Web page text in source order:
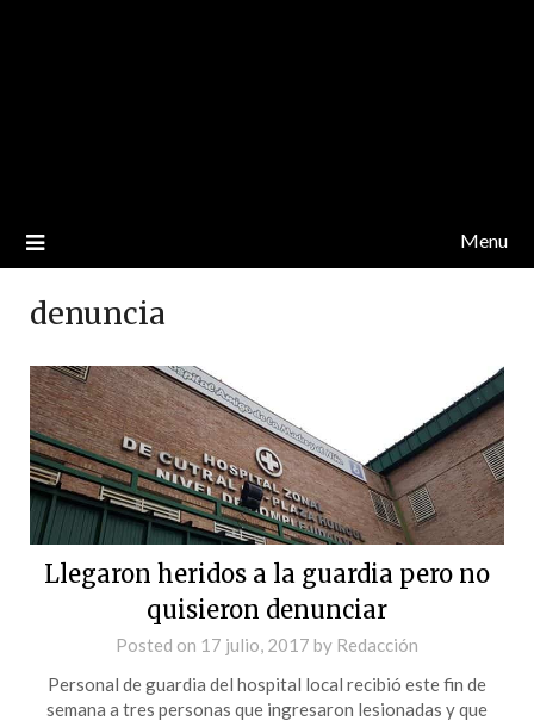
Menu
denuncia
Llegaron heridos a la guardia pero no
quisieron denunciar
Posted on 17 julio, 2017 by Redacción
Personal de guardia del hospital local recibió este fin de
semana a tres personas que ingresaron lesionadas y que